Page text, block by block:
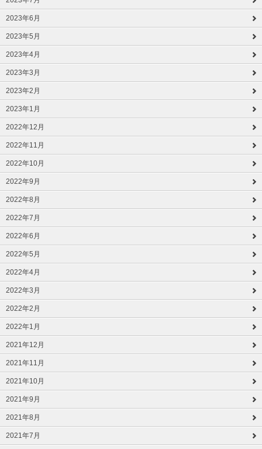
2023年6月
2023年5月
2023年4月
2023年3月
2023年2月
2023年1月
2022年12月
2022年11月
2022年10月
2022年9月
2022年8月
2022年7月
2022年6月
2022年5月
2022年4月
2022年3月
2022年2月
2022年1月
2021年12月
2021年11月
2021年10月
2021年9月
2021年8月
2021年7月